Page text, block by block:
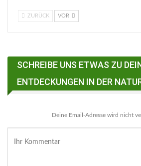
ZURÜCK VOR
SCHREIBE UNS ETWAS ZU
ENTDECKUNGEN IN DER
Deine Email-Adresse wird nicht